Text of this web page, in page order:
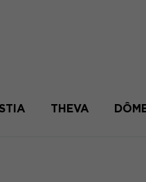
THEVA